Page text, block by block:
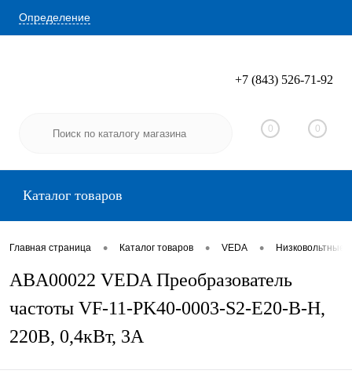
Определение
Вход Регистрация
+7 (843) 526-71-92
0 0
Каталог товаров
Главная страница • Каталог товаров • VEDA •
ABA00022 VEDA Преобразователь
частоты VF-11-PK40-0003-S2-E20-B-H,
220В, 0,4кВт, 3А